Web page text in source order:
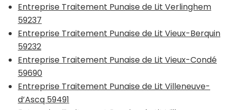
Entreprise Traitement Punaise de Lit Verlinghem
59237
Entreprise Traitement Punaise de Lit Vieux-Berquin
59232
Entreprise Traitement Punaise de Lit Vieux-Condé
59690
Entreprise Traitement Punaise de Lit Villeneuve-
d’Ascq 59491